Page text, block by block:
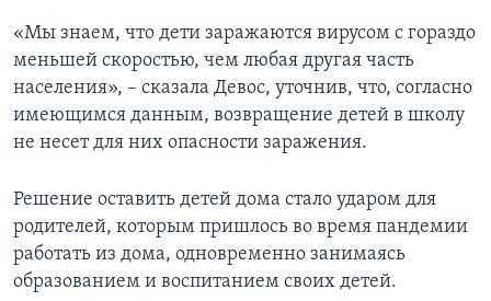
«Мы знаем, что дети заражаются вирусом с гораздо
меньшей скоростью, чем любая другая часть
населения», – сказала Девос, уточнив, что, согласно
имеющимся данным, возвращение детей в школу
не несет для них опасности заражения.
Решение оставить детей дома стало ударом для
родителей, которым пришлось во время пандемии
работать из дома, одновременно занимаясь
образованием и воспитанием своих детей.